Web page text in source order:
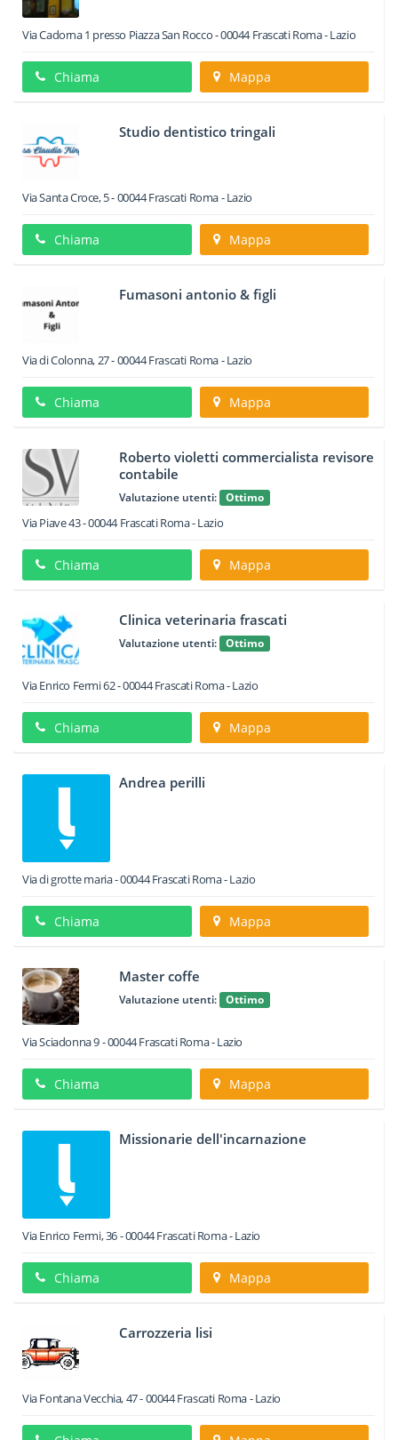
Via Cadorna 1 presso Piazza San Rocco-00044 FrascatiRoma -Lazio
Chiama Mappa
Studio dentistico tringali
Via Santa Croce, 5-00044Frascati Roma -Lazio
Chiama Mappa
Fumasoni antonio & figli
Via di Colonna, 27-00044Frascati Roma -Lazio
Chiama Mappa
Roberto violetti commercialista revisore
contabile
Valutazione utenti: Ottimo
Via Piave 43-00044 FrascatiRoma -Lazio
Chiama Mappa
Clinica veterinaria frascati
Valutazione utenti: Ottimo
Via Enrico Fermi 62-00044 FrascatiRoma -Lazio
Chiama Mappa
Andrea perilli
Via di grotte maria-00044 FrascatiRoma -Lazio
Chiama Mappa
Master coffe
Valutazione utenti: Ottimo
Via Sciadonna 9-00044FrascatiRoma -Lazio
Chiama Mappa
Missionarie dell'incarnazione
Via Enrico Fermi, 36-00044FrascatiRoma -Lazio
Chiama Mappa
Carrozzeria lisi
Via Fontana Vecchia, 47-00044Frascati Roma -Lazio